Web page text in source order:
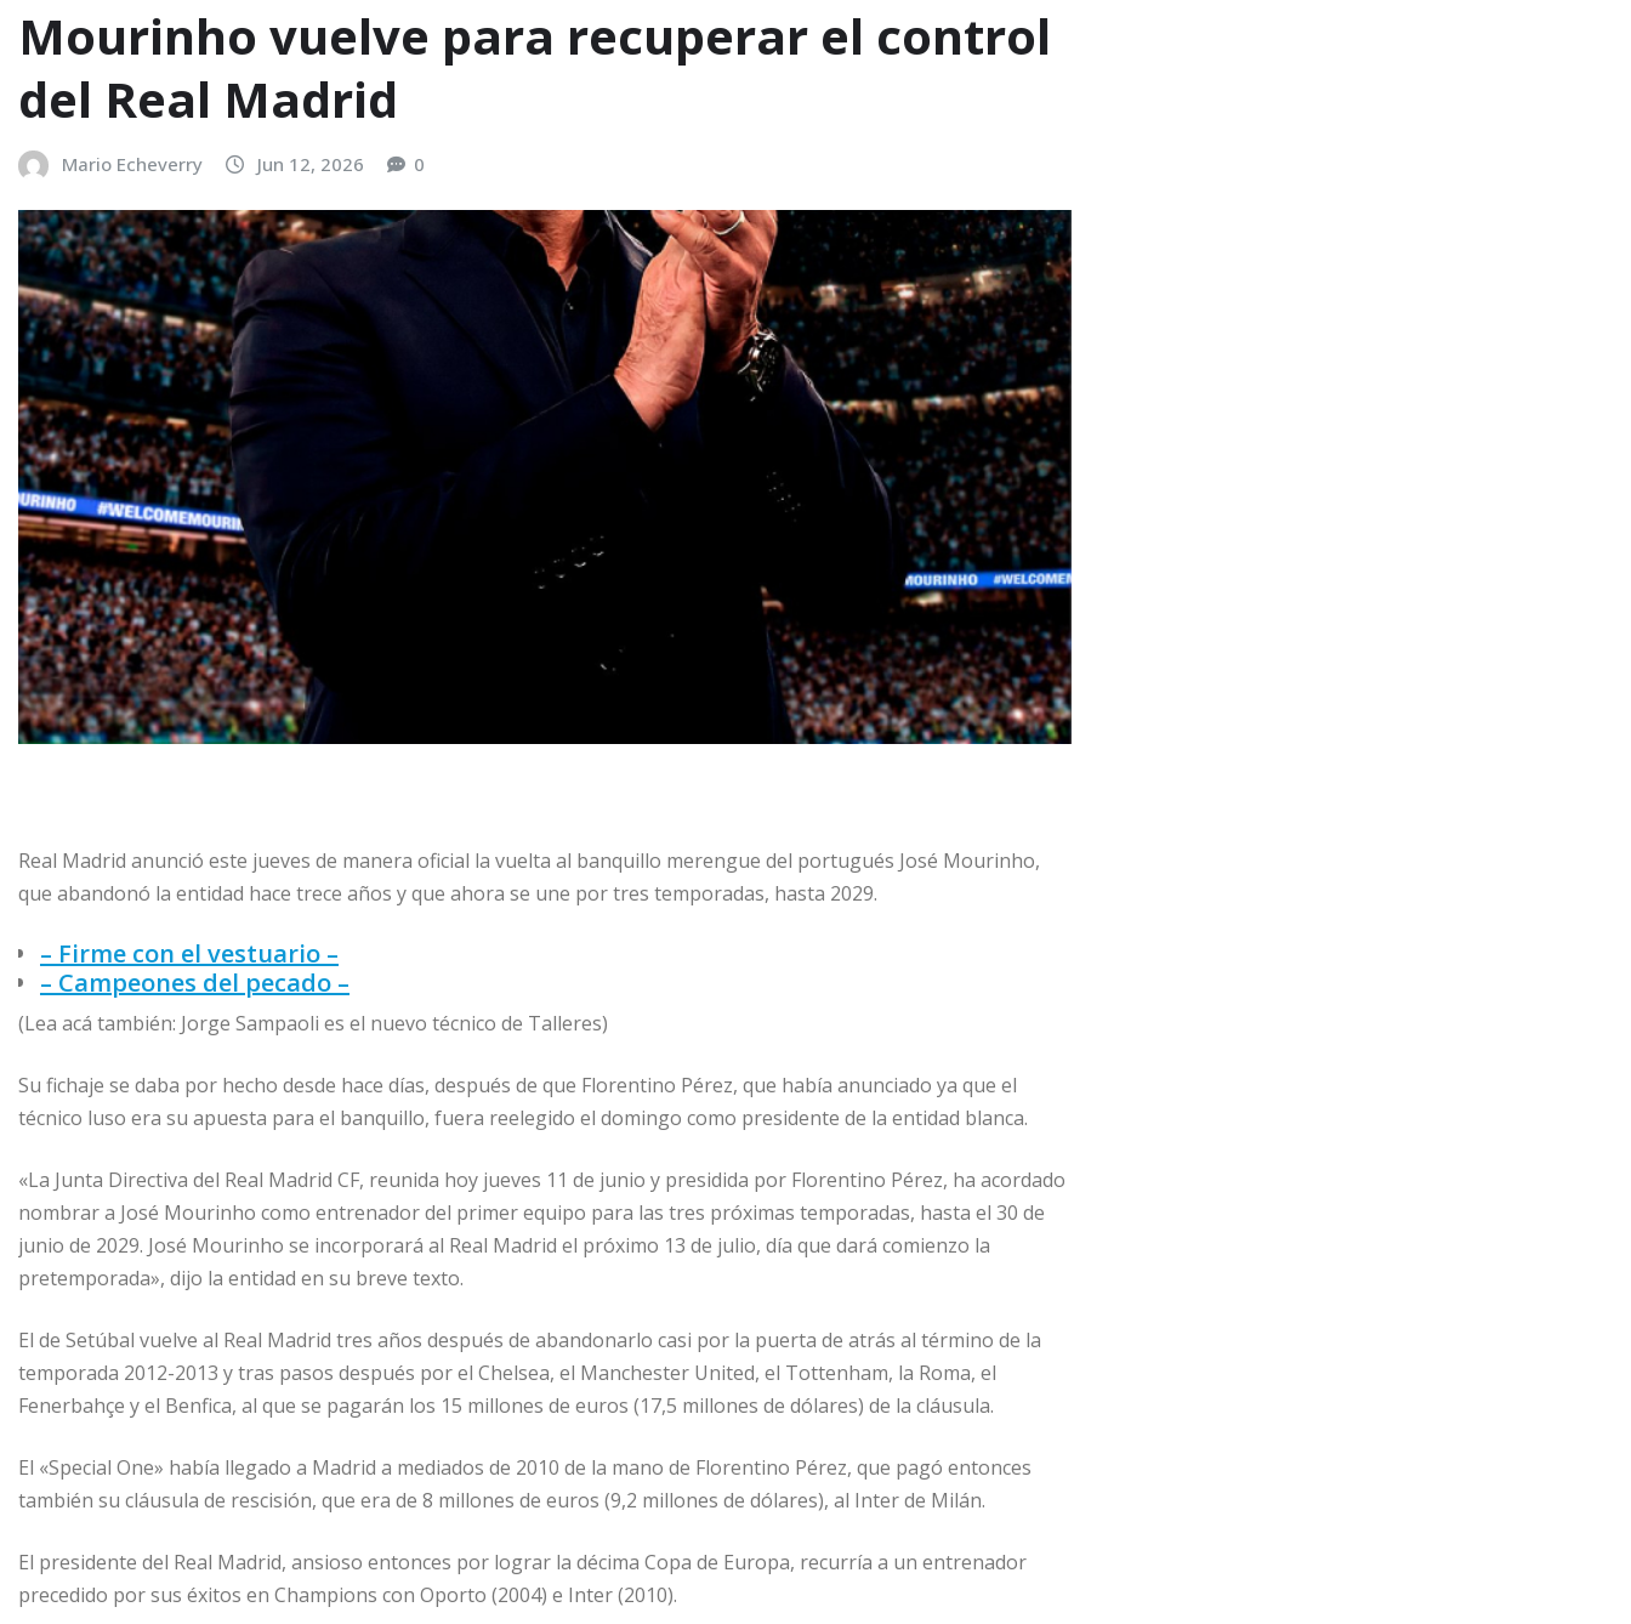
Mourinho vuelve para recuperar el control
del Real Madrid
Mario Echeverry Jun 12, 2026 0
Real Madrid anunció este jueves de manera oficial la vuelta al banquillo merengue del portugués José Mourinho,
que abandonó la entidad hace trece años y que ahora se une por tres temporadas, hasta 2029.
– Firme con el vestuario –
– Campeones del pecado –
(Lea acá también: Jorge Sampaoli es el nuevo técnico de Talleres)
Su fichaje se daba por hecho desde hace días, después de que Florentino Pérez, que había anunciado ya que el
técnico luso era su apuesta para el banquillo, fuera reelegido el domingo como presidente de la entidad blanca.
«La Junta Directiva del Real Madrid CF, reunida hoy jueves 11 de junio y presidida por Florentino Pérez, ha acordado
nombrar a José Mourinho como entrenador del primer equipo para las tres próximas temporadas, hasta el 30 de
junio de 2029. José Mourinho se incorporará al Real Madrid el próximo 13 de julio, día que dará comienzo la
pretemporada», dijo la entidad en su breve texto.
El de Setúbal vuelve al Real Madrid tres años después de abandonarlo casi por la puerta de atrás al término de la
temporada 2012-2013 y tras pasos después por el Chelsea, el Manchester United, el Tottenham, la Roma, el
Fenerbahçe y el Benfica, al que se pagarán los 15 millones de euros (17,5 millones de dólares) de la cláusula.
El «Special One» había llegado a Madrid a mediados de 2010 de la mano de Florentino Pérez, que pagó entonces
también su cláusula de rescisión, que era de 8 millones de euros (9,2 millones de dólares), al Inter de Milán.
El presidente del Real Madrid, ansioso entonces por lograr la décima Copa de Europa, recurría a un entrenador
precedido por sus éxitos en Champions con Oporto (2004) e Inter (2010).